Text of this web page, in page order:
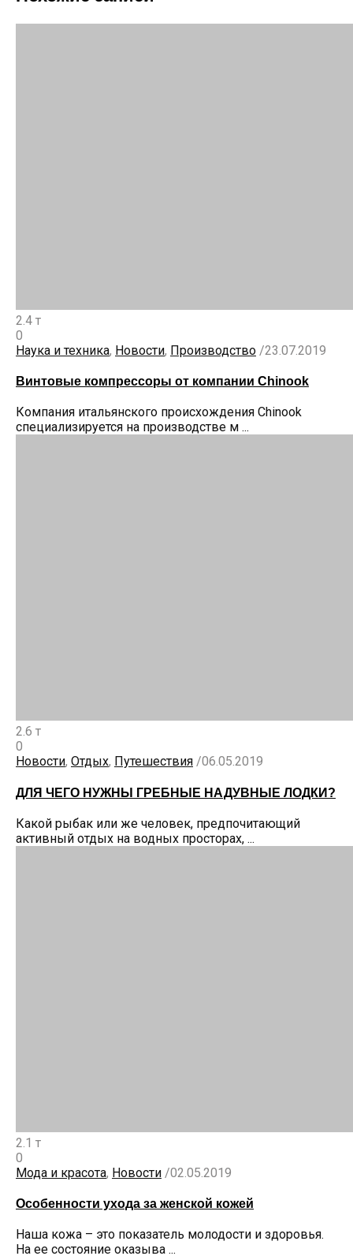
2.4 т
0
Наука и техника, Новости, Производство /23.07.2019
Винтовые компрессоры от компании Chinook
Компания итальянского происхождения Chinook
специализируется на производстве м ...
2.6 т
0
Новости, Отдых, Путешествия /06.05.2019
ДЛЯ ЧЕГО НУЖНЫ ГРЕБНЫЕ НАДУВНЫЕ ЛОДКИ?
Какой рыбак или же человек, предпочитающий
активный отдых на водных просторах, ...
2.1 т
0
Мода и красота, Новости /02.05.2019
Особенности ухода за женской кожей
Наша кожа – это показатель молодости и здоровья.
На ее состояние оказыва ...